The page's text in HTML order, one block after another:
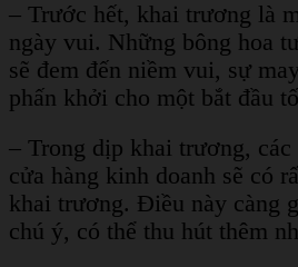
– Trước hết, khai trương là
ngày vui. Những bông hoa
sẽ đem đến niềm vui, sự
phấn khởi cho một bắt đầu
– Trong dịp khai trương, các
cửa hàng kinh doanh sẽ có
khai trương. Điều này càng
chú ý, có thể thu hút thêm